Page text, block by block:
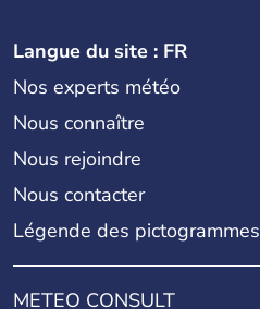
Langue du site : FR
Nos experts météo
Nous connaître
Nous rejoindre
Nous contacter
Légende des pictogrammes
METEO CONSULT